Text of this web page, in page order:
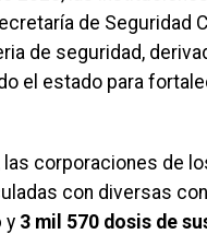
de Seguridad
de seguridad,
el estado para
las corporaciones de
con diversas
y 3 mil 570 dosis de